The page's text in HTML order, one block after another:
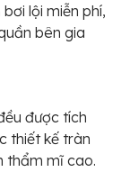
lội miễn phí,
bên gia
được tích
thiết kế tràn
thẩm mĩ cao.